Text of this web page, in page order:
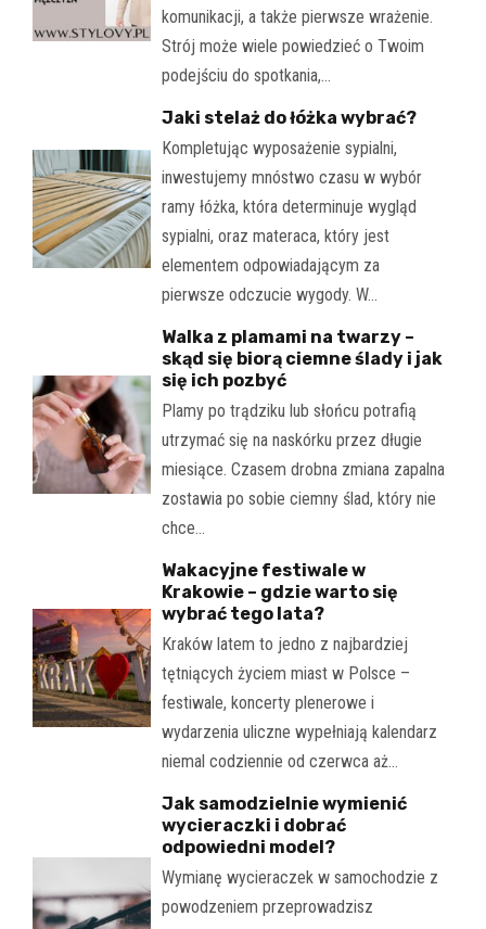
komunikacji, a także pierwsze wrażenie.
Strój może wiele powiedzieć o Twoim
podejściu do spotkania,…
Jaki stelaż do łóżka wybrać?
Kompletując wyposażenie sypialni,
inwestujemy mnóstwo czasu w wybór
ramy łóżka, która determinuje wygląd
sypialni, oraz materaca, który jest
elementem odpowiadającym za
pierwsze odczucie wygody. W…
Walka z plamami na twarzy –
skąd się biorą ciemne ślady i jak
się ich pozbyć
Plamy po trądziku lub słońcu potrafią
utrzymać się na naskórku przez długie
miesiące. Czasem drobna zmiana zapalna
zostawia po sobie ciemny ślad, który nie
chce…
Wakacyjne festiwale w
Krakowie – gdzie warto się
wybrać tego lata?
Kraków latem to jedno z najbardziej
tętniących życiem miast w Polsce –
festiwale, koncerty plenerowe i
wydarzenia uliczne wypełniają kalendarz
niemal codziennie od czerwca aż…
Jak samodzielnie wymienić
wycieraczki i dobrać
odpowiedni model?
Wymianę wycieraczek w samochodzie z
powodzeniem przeprowadzisz